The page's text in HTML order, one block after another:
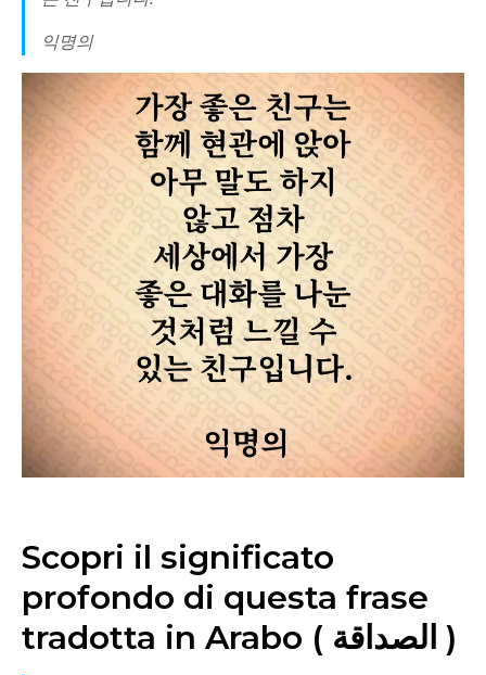
익명의
Scopri il significato
profondo di questa frase
tradotta in Arabo ( الصداقة )